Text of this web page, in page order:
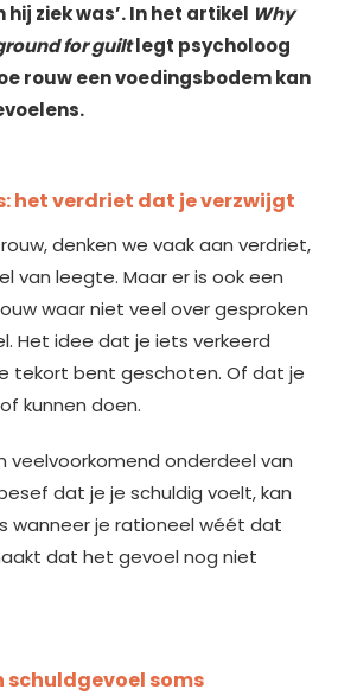
ziek was’. In het artikel Why
for guiltlegt psycholoog
rouw een voedingsbodem kan
het verdriet dat je verzwijgt
denken we vaak aan verdriet,
van leegte. Maar er is ook een
waar niet veel over gesproken
Het idee dat je iets verkeerd
tekort bent geschoten. Of dat je
kunnen doen.
veelvoorkomend onderdeel van
dat je je schuldig voelt, kan
wanneer je rationeel wéét dat
dat het gevoel nog niet
schuldgevoel soms